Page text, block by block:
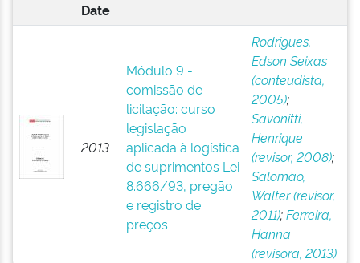
Date
2013
Módulo 9 -
comissão de
licitação: curso
legislação
aplicada à logística
de suprimentos Lei
8.666/93, pregão
e registro de
preços
Rodrigues,
Edson Seixas
(conteudista,
2005);
Savonitti,
Henrique
(revisor, 2008);
Salomão,
Walter (revisor,
2011);Ferreira,
Hanna
(revisora, 2013)